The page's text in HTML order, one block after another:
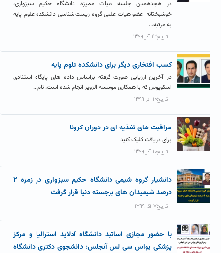
در هجدهمین جلسه هیات ممیزه دانشگاه حکیم سبزواری،
خوشبختانه عضو هیات علمی گروه زیست شناسی دانشکده علوم پایه
به مرتبه...
تاریخ۱۳ آذر ۱۳۹۹
کسب افتخاری دیگر برای دانشکده علوم پایه
در آخرین ارزیابی صورت گرفته براساس داده‌ های پایگاه استنادی
اسکوپوس که با همکاری موسسه الزویر انجام شده است، نام...
تاریخ۱۰ آذر ۱۳۹۹
مراقبت های تغذیه ای در دوران کرونا
برای دریافت کلیک کنید
تاریخ۱۰ آذر ۱۳۹۹
دانشیار گروه شیمی دانشگاه حکیم سبزواری در زمره ۲
درصد شیمیدان های برجسته دنیا قرار گرفت
تاریخ۷ آذر ۱۳۹۹
با حضور مجازی اساتید دانشگاه آدلاید استرالیا و مرکز
پزشکی یواس سی لس آنجلس: دانشجوی دکتری دانشگاه